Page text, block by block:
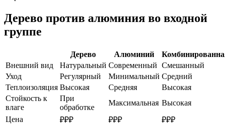
Дерево против алюминия во входной
группе
Дерево Алюминий
Внешний вид
Натуральный Современный Смешанный
Уход
Регулярный Минимальный Средний
Теплоизоляция Высокая Средняя
Высокая
Стойкость к
влаге
При
обработке
Максимальная Высокая
Цена
₽₽₽ ₽₽₽ ₽₽₽